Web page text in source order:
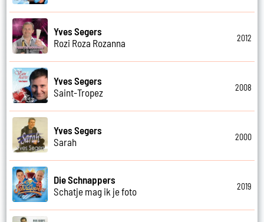
Yves Segers
Rozi Roza Rozanna
2012
Yves Segers
Saint-Tropez
2008
Yves Segers
Sarah
2000
Die Schnappers
Schatje mag ik je foto
2019